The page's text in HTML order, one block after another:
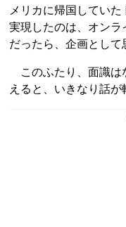
メリカに帰国してい
実現したのは、オン
だったら、企画として
このふたり、面識は
えると、いきなり話が